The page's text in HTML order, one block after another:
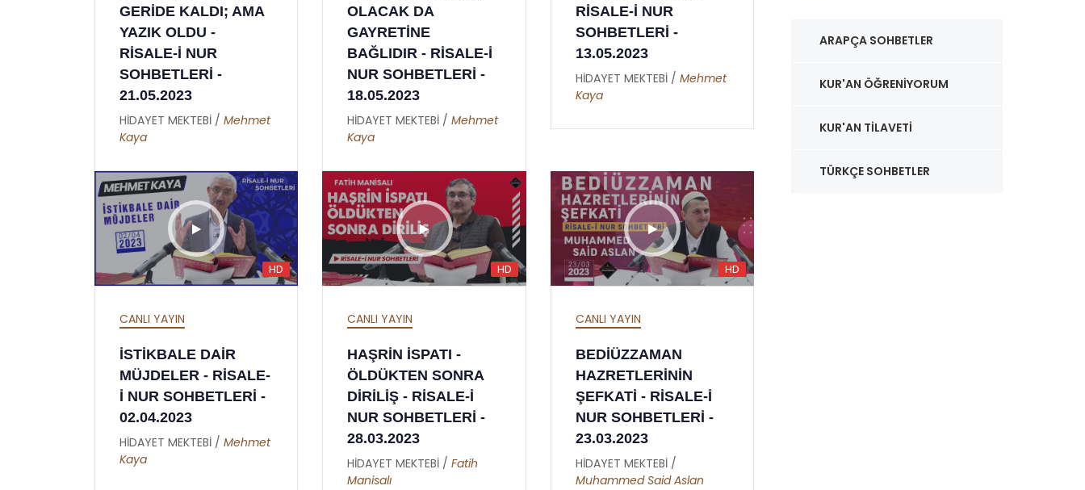
GERİDE KALDI; AMA
YAZIK OLDU -
RİSALE-İ NUR
SOHBETLERİ -
21.05.2023
HİDAYET MEKTEBİ / Mehmet
Kaya
OLACAK DA
GAYRETİNE
BAĞLIDIR - RİSALE-İ
NUR SOHBETLERİ -
18.05.2023
HİDAYET MEKTEBİ /Mehmet
Kaya
RİSALE-İ NUR
SOHBETLERİ -
13.05.2023
HİDAYET MEKTEBİ / Mehmet
Kaya
HD
CANLI YAYIN
İSTİKBALE DAİR
MÜJDELER - RİSALE-
İ NUR SOHBETLERİ -
02.04.2023
HİDAYET MEKTEBİ / Mehmet
Kaya
HD
CANLI YAYIN
HAŞRİN İSPATI -
ÖLDÜKTEN SONRA
DİRİLİŞ - RİSALE-İ
NUR SOHBETLERİ -
28.03.2023
HİDAYET MEKTEBİ /Fatih
Manisalı
HD
CANLI YAYIN
BEDİÜZZAMAN
HAZRETLERİNİN
ŞEFKATİ - RİSALE-İ
NUR SOHBETLERİ -
23.03.2023
HİDAYET MEKTEBİ /
Muhammed Said Aslan
ARAPÇA SOHBETLER
KUR'AN ÖĞRENIYORUM
KUR'AN TILAVETI
TÜRKÇE SOHBETLER